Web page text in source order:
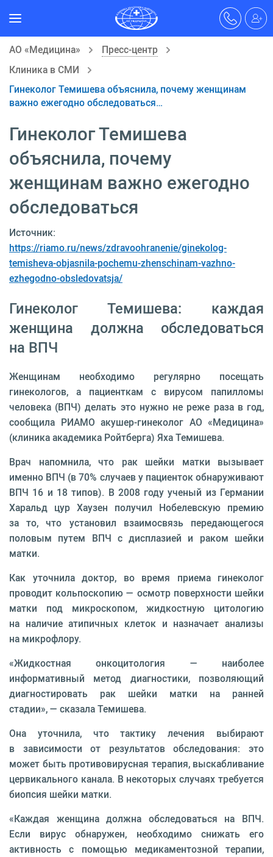
АО «Медицина»
Пресс-центр
Клиника в СМИ
Гинеколог Темишева объяснила, почему женщинам
важно ежегодно обследоваться…
Гинеколог Темишева
объяснила, почему
женщинам важно ежегодно
обследоваться
Источник:
https://riamo.ru/news/zdravoohranenie/ginekolog-
temisheva-objasnila-pochemu-zhenschinam-vazhno-
ezhegodno-obsledovatsja/
Гинеколог Темишева: каждая
женщина должна обследоваться
на ВПЧ
Женщинам необходимо регулярно посещать
гинекологов, а пациенткам с вирусом папилломы
человека (ВПЧ) делать это нужно не реже раза в год,
сообщила РИАМО акушер-гинеколог АО «Медицина»
(клиника академика Ройтберга) Яха Темишева.
Врач напомнила, что рак шейки матки вызывает
именно ВПЧ (в 70% случаев у пациенток обнаруживают
ВПЧ 16 и 18 типов). В 2008 году ученый из Германии
Харальд цур Хаузен получил Нобелевскую премию
за то, что установил взаимосвязь передающегося
половым путем ВПЧ с дисплазией и раком шейки
матки.
Как уточнила доктор, во время приема гинеколог
проводит кольпоскопию — осмотр поверхности шейки
матки под микроскопом, жидкостную цитологию
на наличие атипичных клеток и назначает анализы
на микрофлору.
«Жидкостная онкоцитология — наиболее
информативный метод диагностики, позволяющий
диагностировать рак шейки матки на ранней
стадии», — сказала Темишева.
Она уточнила, что тактику лечения выбирают
в зависимости от результатов обследования: это
может быть противовирусная терапия, выскабливание
цервикального канала. В некоторых случаях требуется
биопсия шейки матки.
«Каждая женщина должна обследоваться на ВПЧ.
Если вирус обнаружен, необходимо снижать его
активность с помощью медикаментозной терапии,